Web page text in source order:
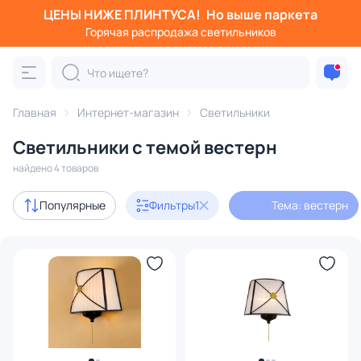
ЦЕНЫ НИЖЕ ПЛИНТУСА! Но выше паркета
Горячая распродажа светильников
Главная Интернет-магазин Светильники
Светильники с темой вестерн
найдено 4 товаров
Популярные Фильтры1 Тема: вестерн
Фильтры
Категория:
Люстры Подвесные светильники Потолочные
В наличии 4
Тип помещения